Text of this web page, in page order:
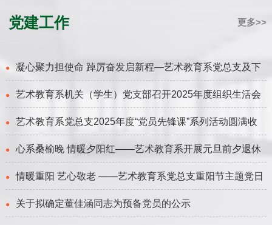
党建工作 更多>>
● 凝心聚力担使命 踔厉奋发启新程—艺术教育系党总支及下
属支部完满完成换届选举
● 艺术教育系机关（学生）党支部召开2025年度组织生活会
暨民主评议党员大会
● 艺术教育系党总支2025年度“党员先锋课”系列活动圆满收
官
● 心系桑榆晚 情暖夕阳红——艺术教育系开展元旦前夕退休
老党员老干部暖心慰问活动
● 情暖重阳 艺心敬老 ——艺术教育系党总支重阳节主题党日
活动
● 关于拟确定董佳涵同志为预备党员的公示